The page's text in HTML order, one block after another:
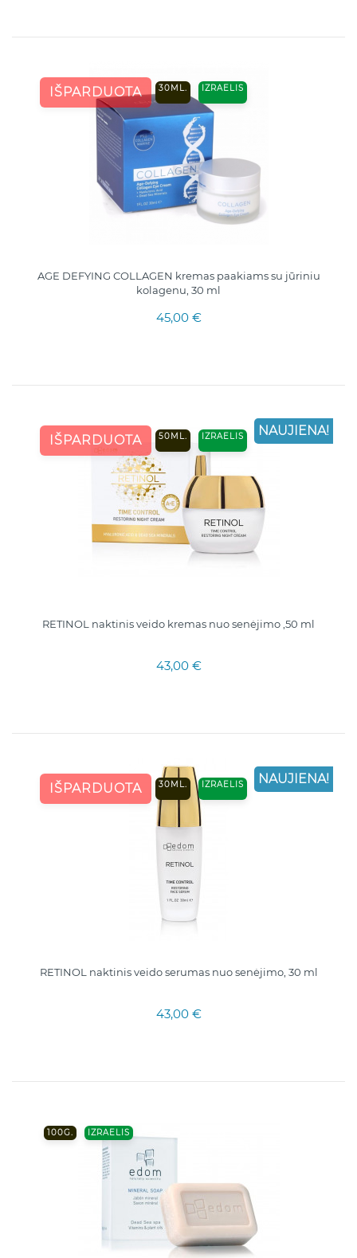
IŠPARDUOTA 30ML. IZRAELIS
AGE DEFYING COLLAGEN kremas paakiams su jūriniu
kolagenu, 30 ml
45,00 €
IŠPARDUOTA 50ML. IZRAELIS
RETINOL naktinis veido kremas nuo senėjimo ,50 ml
43,00 €
NAUJIENA!
IŠPARDUOTA 30ML. IZRAELIS
RETINOL naktinis veido serumas nuo senėjimo, 30 ml
43,00 €
NAUJIENA!
100G. IZRAELIS